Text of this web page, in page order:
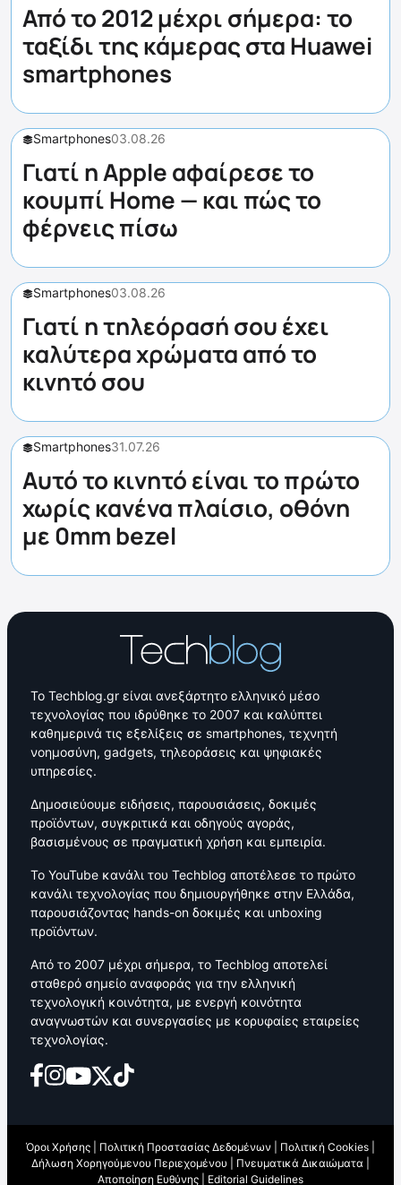
Από το 2012 μέχρι σήμερα: το
ταξίδι της κάμερας στα Huawei
smartphones
Smartphones03.08.26
Γιατί η Apple αφαίρεσε το
κουμπί Home — και πώς το
φέρνεις πίσω
Smartphones03.08.26
Γιατί η τηλεόρασή σου έχει
καλύτερα χρώματα από το
κινητό σου
Smartphones31.07.26
Αυτό το κινητό είναι το πρώτο
χωρίς κανένα πλαίσιο, οθόνη
με 0mm bezel
Το Techblog.gr είναι ανεξάρτητο ελληνικό μέσο
τεχνολογίας που ιδρύθηκε το 2007 και καλύπτει
καθημερινά τις εξελίξεις σε smartphones, τεχνητή
νοημοσύνη, gadgets, τηλεοράσεις και ψηφιακές
υπηρεσίες.
Δημοσιεύουμε ειδήσεις, παρουσιάσεις, δοκιμές
προϊόντων, συγκριτικά και οδηγούς αγοράς,
βασισμένους σε πραγματική χρήση και εμπειρία.
Το YouTube κανάλι του Techblog αποτέλεσε το πρώτο
κανάλι τεχνολογίας που δημιουργήθηκε στην Ελλάδα,
παρουσιάζοντας hands-on δοκιμές και unboxing
προϊόντων.
Από το 2007 μέχρι σήμερα, το Techblog αποτελεί
σταθερό σημείο αναφοράς για την ελληνική
τεχνολογική κοινότητα, με ενεργή κοινότητα
αναγνωστών και συνεργασίες με κορυφαίες εταιρείες
τεχνολογίας.
Όροι Χρήσης Πολιτική Προστασίας Δεδομένων Πολιτική Cookies
Δήλωση Χορηγούμενου Περιεχομένου
Πνευματικά Δικαιώματα
Αποποίηση Ευθύνης
Editorial Guidelines